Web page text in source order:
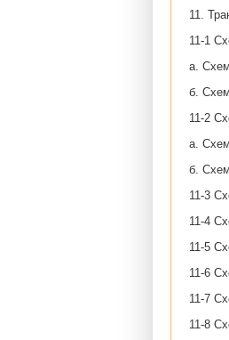
11.
11-1
а.
б.
11-2
а.
б.
11-3
11-4
11-5
11-6
11-7
11-8